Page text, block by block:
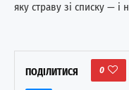
яку страву зі списку — і
ПОДІЛИТИСЯ 0